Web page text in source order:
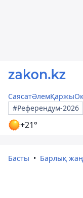
СаясатӘлемҚаржы
#Референдум-2026
+21°
Басты Барлық